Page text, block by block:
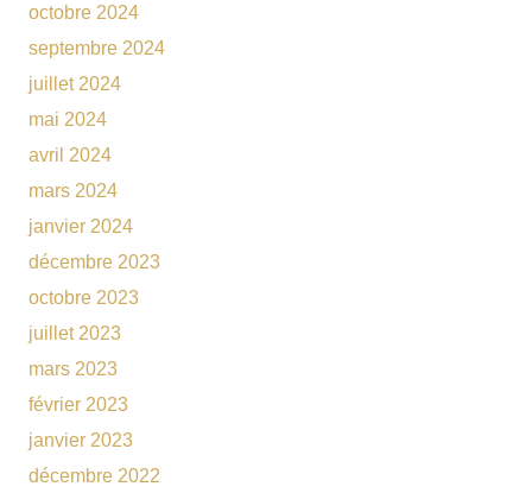
octobre 2024
septembre 2024
juillet 2024
mai 2024
avril 2024
mars 2024
janvier 2024
décembre 2023
octobre 2023
juillet 2023
mars 2023
février 2023
janvier 2023
décembre 2022